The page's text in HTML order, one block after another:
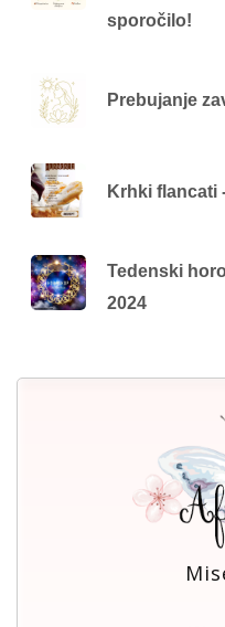
sporočilo!
Prebujanje
Krhki flancati
Tedenski
2024